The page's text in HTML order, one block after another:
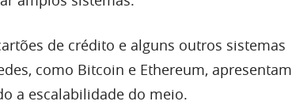
de crédito e alguns outros sistemas
como Bitcoin e Ethereum, apresentam
a escalabilidade do meio.